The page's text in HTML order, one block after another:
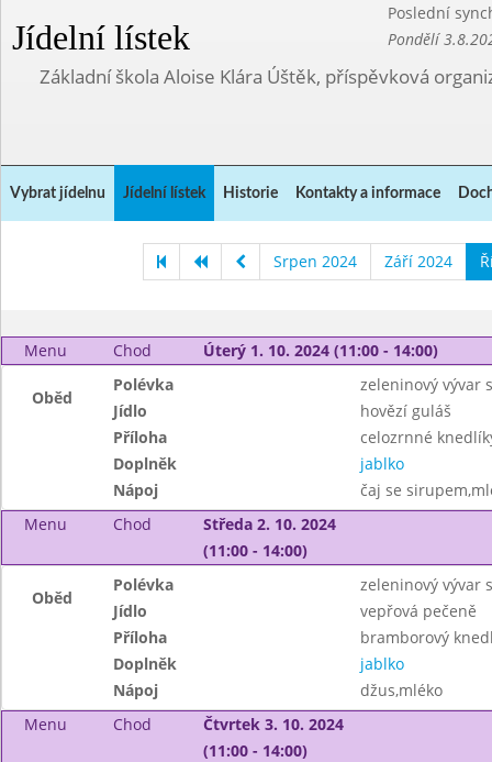
Jídelní lístek
Poslední
Pondělí
Základní škola Aloise Klára Úštěk, příspěvková
Vybrat jídelnu Jídelní lístek Historie Kontakty a informace
Srpen 2024 Září 2024
Menu Chod Úterý 1. 10. 2024 (11:00 - 14:00)
Oběd
Polévka
zeleninový vývar
Jídlo
hovězí guláš
Příloha
celozrnné
Doplněk
jablko
Nápoj
čaj se
Menu
Chod
Středa 2. 10. 2024
(11:00 - 14:00)
Oběd
Polévka
zeleninový vývar
Jídlo
vepřová pečeně
Příloha
bramborový
Doplněk
jablko
Nápoj
džus,mléko
Menu
Chod
Čtvrtek 3. 10. 2024
(11:00 - 14:00)